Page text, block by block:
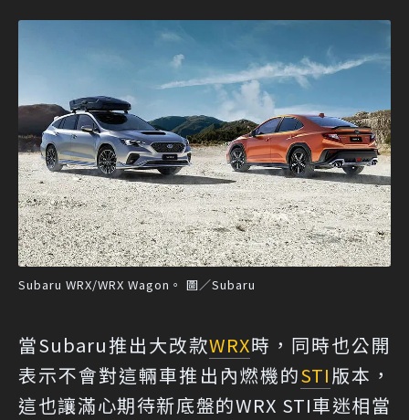
Subaru WRX/WRX Wagon。 圖／Subaru
當Subaru推出大改款WRX時，同時也公開
表示不會對這輛車推出內燃機的STI版本，
這也讓滿心期待新底盤的WRX STI車迷相當